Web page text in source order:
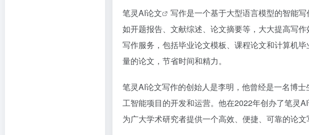
笔灵AI论文
写作是一个基于大型语言模型的智能
如开题报告、文献综述、论文摘要等，大大提高写作
写作服务，包括毕业论文模板、课程论文和计算机
量的论文，节省时间和精力。
笔灵AI论文写作的创始人是李明，他曾经是一名博
工智能项目的开发和运营。他在2022年创办了笔灵
为广大学术研究者提供一个高效、便捷、可靠的论文